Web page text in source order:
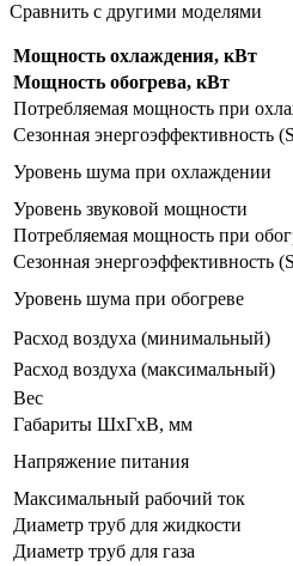
Сравнить с другими моделями
Мощность охлаждения, кВт
Мощность обогрева, кВт
Потребляемая мощность при
Сезонная энергоэффективность
Уровень шума при охлаждении
Уровень звуковой мощности
Потребляемая мощность при
Сезонная энергоэффективность
Уровень шума при обогреве
Расход воздуха (минимальный)
Расход воздуха (максимальный)
Вес
Габариты ШхГхВ, мм
Напряжение питания
Максимальный рабочий ток
Диаметр труб для жидкости
Диаметр труб для газа